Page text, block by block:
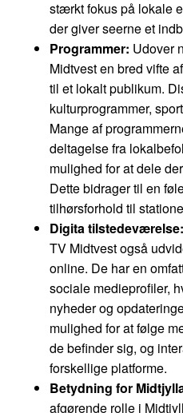
stærkt fokus på lokale
der giver seerne et
Programmer: Udover
Midtvest en bred vifte
til et lokalt publikum.
kulturprogrammer,
Mange af
deltagelse fra
mulighed for at dele
Dette bidrager til en
tilhørsforhold til
Digita tilstedeværelse:
TV Midtvest også
online. De har en
sociale medieprofiler,
nyheder og
mulighed for at følge
de befinder sig, og
forskellige platforme.
Betydning for
afgørende rolle i